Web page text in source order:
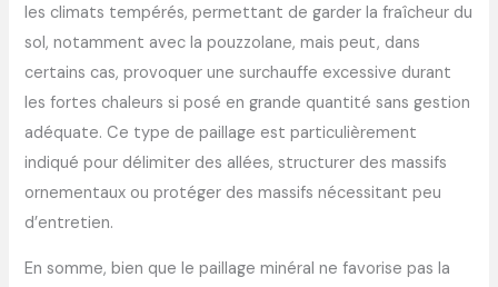
les climats tempérés, permettant de garder la fraîcheur du
sol, notamment avec la pouzzolane, mais peut, dans
certains cas, provoquer une surchauffe excessive durant
les fortes chaleurs si posé en grande quantité sans gestion
adéquate. Ce type de paillage est particulièrement
indiqué pour délimiter des allées, structurer des massifs
ornementaux ou protéger des massifs nécessitant peu
d’entretien.
En somme, bien que le paillage minéral ne favorise pas la